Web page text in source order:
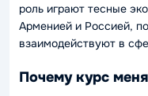
роль играют тесные
Арменией и Россией,
взаимодействуют в
Почему курс